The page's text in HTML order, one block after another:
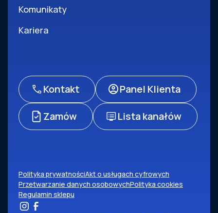
Komunikaty
Kariera
Kontakt Panel Klienta
Zamów Lista kanałów
Polityka prywatnościAkt o usługach cyfrowych
Przetwarzanie danych osobowychPolityka cookies
Regulamin sklepu